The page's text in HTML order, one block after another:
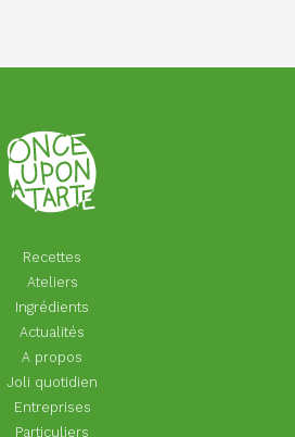
Recettes
Ateliers
Ingrédients
Actualités
A propos
Joli quotidien
Entreprises
Particuliers